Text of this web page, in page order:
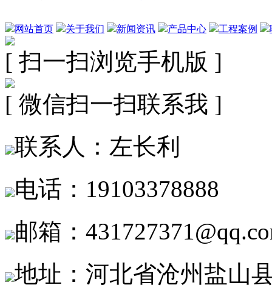
网站首页 关于我们 新闻资讯 产品中心 工程案例
[ 扫一扫浏览手机版 ]
[ 微信扫一扫联系我 ]
联系人：左长利
电话：19103378888
邮箱：
地址：河北省沧州盐山